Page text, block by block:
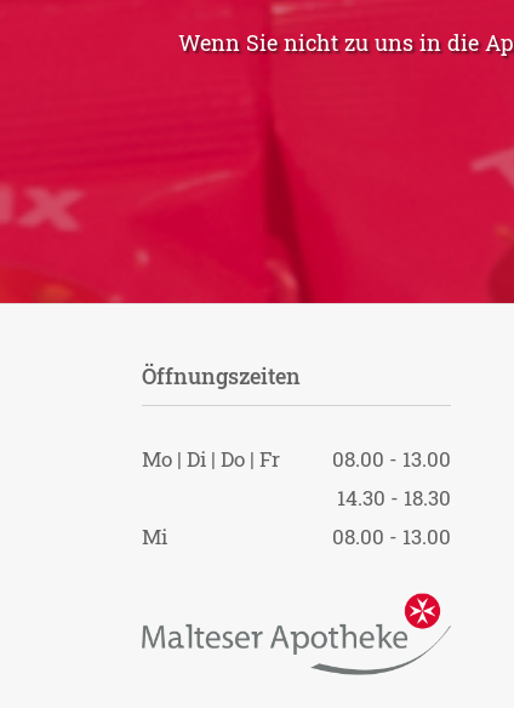
Wenn Sie nicht zu uns in die
Öffnungszeiten
Mo | Di | Do | Fr
08.00 - 13.00
14.30 - 18.30
Mi
08.00 - 13.00